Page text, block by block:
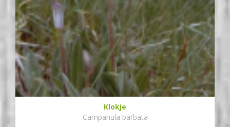
Klokje
Campanula barbata